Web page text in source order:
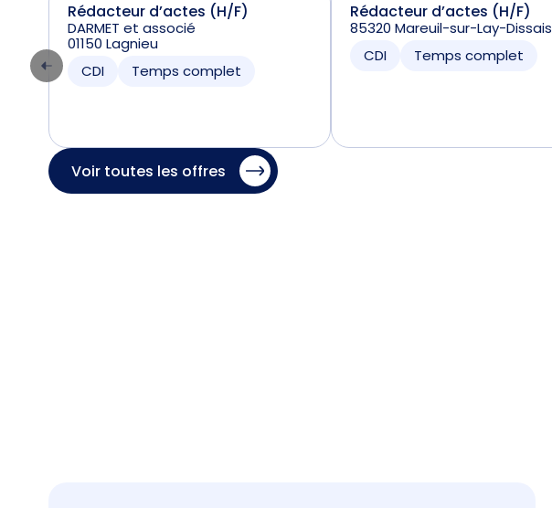
Rédacteur d’actes (H/F)
DARMET et associé
01150 Lagnieu
CDI
Temps complet
Rédacteur d’actes (H/F)
85320 Mareuil-sur-Lay-Dissais
CDI
Temps complet
Voir toutes les offres